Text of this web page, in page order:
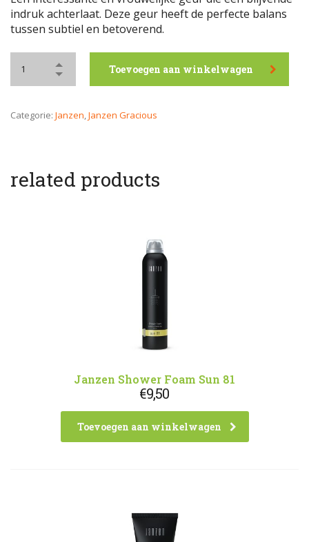
indruk achterlaat. Deze geur heeft de perfecte balans
tussen subtiel en betoverend.
Toevoegen aan winkelwagen
Categorie: Janzen,Janzen Gracious
related products
Janzen Shower Foam Sun 81
€9,50
Toevoegen aan winkelwagen